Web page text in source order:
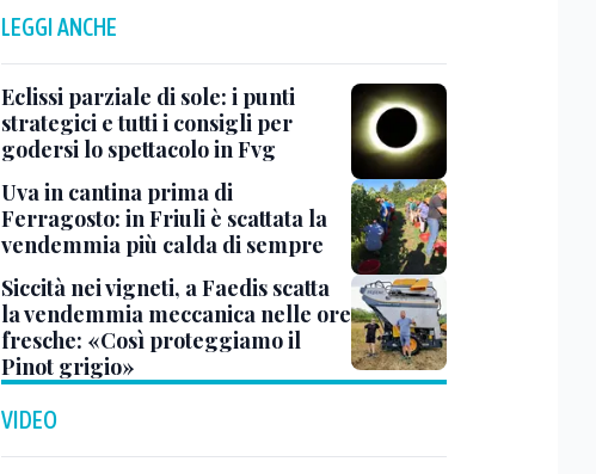
LEGGI ANCHE
Eclissi parziale di sole: i punti
strategici e tutti i consigli per
godersi lo spettacolo in Fvg
Uva in cantina prima di
Ferragosto: in Friuli è scattata la
vendemmia più calda di sempre
Siccità nei vigneti, a Faedis scatta
la vendemmia meccanica nelle ore
fresche: «Così proteggiamo il
Pinot grigio»
VIDEO